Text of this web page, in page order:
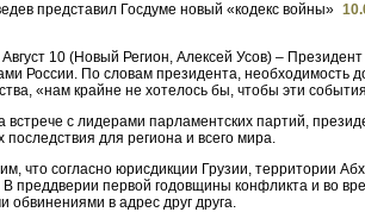
Август 10 (Новый Регион, Алексей Усов) –
России. По словам президента, необходимость
«нам крайне не хотелось бы, чтобы эти
встрече с лидерами парламентских партий,
последствия для региона и всего мира.
что согласно юрисдикции Грузии, территории
В преддверии первой годовщины конфликта и во
обвинениями в адрес друг друга.